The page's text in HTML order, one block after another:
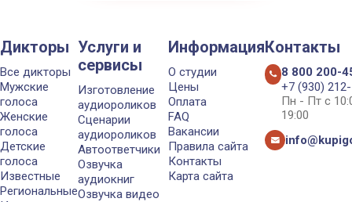
Дикторы
Все дикторы
Мужские
голоса
Женские
голоса
Детские
голоса
Известные
Региональные
Услуги и
сервисы
Изготовление
аудиороликов
Сценарии
аудиороликов
Автоответчики
Озвучка
аудиокниг
Озвучка видео
Информация
О студии
Цены
Оплата
FAQ
Вакансии
Правила сайта
Контакты
Карта сайта
Контакты
8 800 200-
+7 (930)
Пн - Пт с
19:00